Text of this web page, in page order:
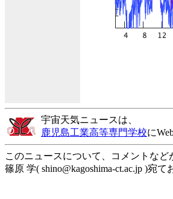
宇宙天気ニュースは、
鹿児島工業高等専門学校に
このニュースについて、コメントなど
篠原 学( shino@kagoshima-ct.ac.jp )宛て